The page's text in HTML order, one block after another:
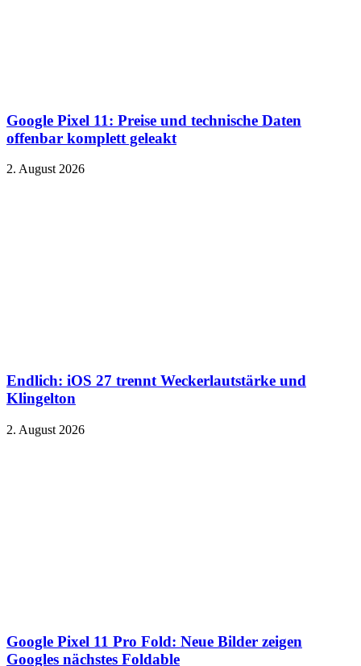
Google Pixel 11: Preise und technische Daten
offenbar komplett geleakt
2. August 2026
Endlich: iOS 27 trennt Weckerlautstärke und
Klingelton
2. August 2026
Google Pixel 11 Pro Fold: Neue Bilder zeigen
Googles nächstes Foldable